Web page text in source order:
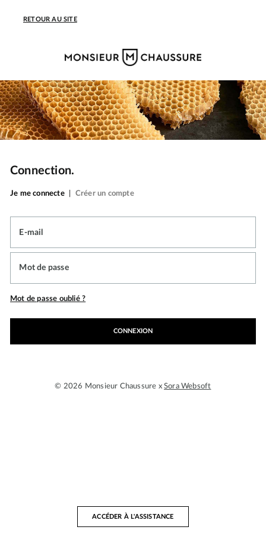
RETOUR AU SITE
Connection.
Je me connecte Créer un compte
E-mail
Mot de passe
Mot de passe oublié ?
CONNEXION
© 2026 Monsieur Chaussure xSora Websoft
ACCÉDER À L'ASSISTANCE